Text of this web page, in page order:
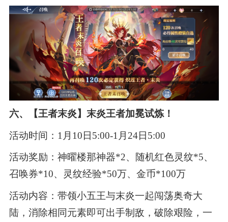
六、【王者末炎】末炎王者加冕试炼！
活动时间：1月10日5:00-1月24日5:00
活动奖励：神曜楼那神器*2、随机红色灵纹*5、
召唤券*10、灵纹经验*50万、金币*100万
活动内容：带领小五王与末炎一起闯荡奥奇大
陆，消除相同元素即可出手制敌，破除艰险，一